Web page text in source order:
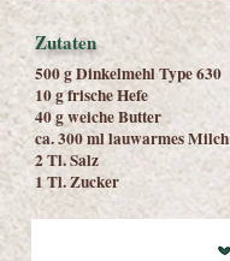
Zutaten
500 g Dinkelmehl Type 630
10 g frische Hefe
40 g weiche Butter
ca. 300 ml lauwarmes Milch
2 Tl. Salz
1 Tl. Zucker